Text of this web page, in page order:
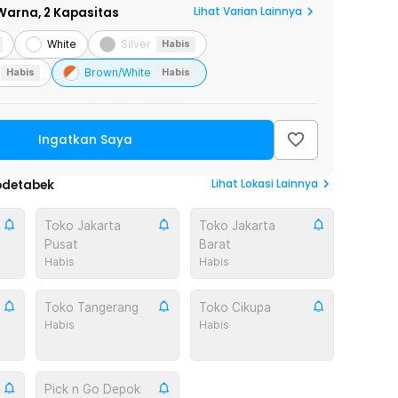
2 Kapasitas Lihat Varian Lainnya
White Silver Habis
Habis Brown/White Habis
Ingatkan Saya
Lihat Lokasi Lainnya
Toko Jakarta
Pusat
Habis
Toko Jakarta
Barat
Habis
Toko Tangerang
Habis
Toko Cikupa
Habis
Pick n Go Depok